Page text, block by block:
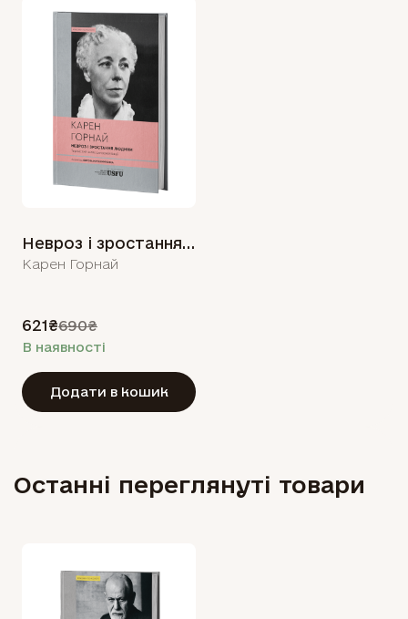
Невроз і зростання людини
Карен Горнай
621₴690₴
В наявності
Додати в кошик
Останні переглянуті товари